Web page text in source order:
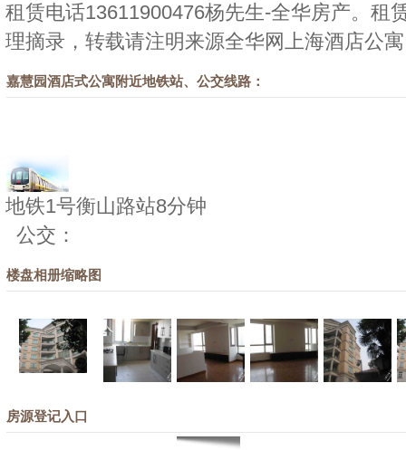
租赁电话13611900476杨先生-全华房产。租
理摘录，转载请注明来源全华网上海酒店公寓
嘉慧园酒店式公寓附近地铁站、公交线路：
地铁1号衡山路站8分钟
公交：
楼盘相册缩略图
房源登记入口